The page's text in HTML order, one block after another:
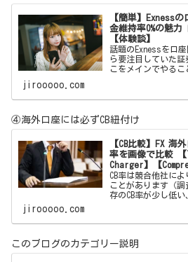
【簡単】Exness
金維持率0%の魅力
【体験談】
話題のExnessを口
ら要注目していた
こをメインでやる
す。 【簡単
jirooooo.com
④海外口座には必ずCB紐付け
【CB比較】FX 海
率を画像で比較
Charger】【
CB率は競合他社に
ことがあります（
存のCB率が少し低
っとそのままとい
口座開設している
率…
jirooooo.com
このブログのカテゴリー説明